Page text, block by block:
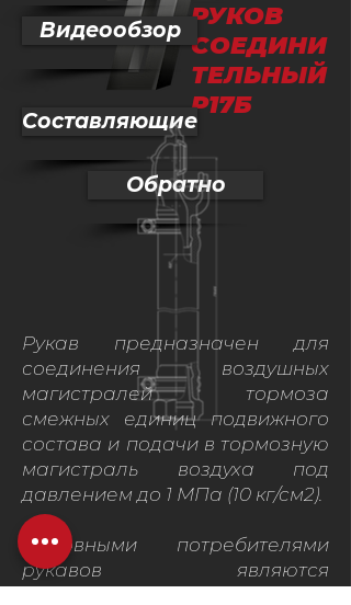
РУКОВ
СОЕДИНИ
ТЕЛЬНЫЙ
Р17Б
Видеообзор
Составляющие
Обратно
Рукав предназначен для
соединения воздушных
магистралей тормоза
смежных единиц подвижного
состава и подачи в тормозную
магистраль воздуха под
давлением до 1 МПа (10 кг/см2).
Основными потребителями
рукавов являются